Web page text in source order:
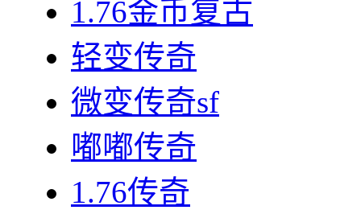
1.76金币复古
轻变传奇
微变传奇sf
嘟嘟传奇
1.76传奇